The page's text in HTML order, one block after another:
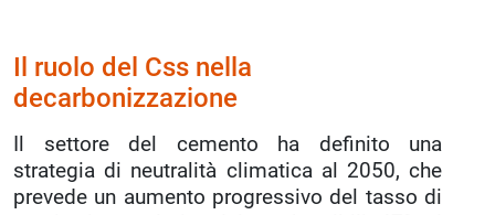
Il ruolo del Css nella
decarbonizzazione
Il settore del cemento ha definito una
strategia di neutralità climatica al 2050, che
prevede un aumento progressivo del tasso di